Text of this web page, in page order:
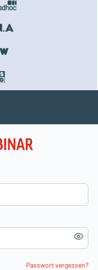
Passwort vergessen?